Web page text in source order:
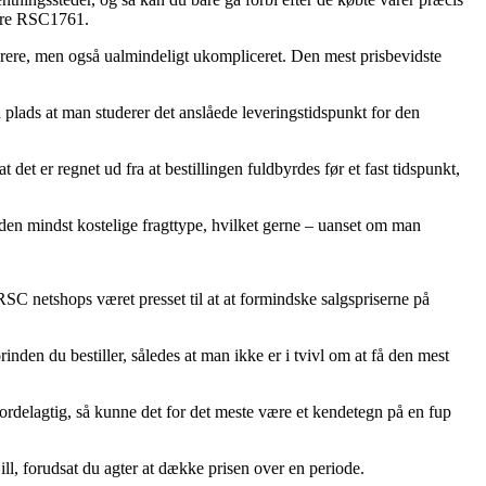
RSC1761.
men også ualmindeligt ukompliceret. Den mest prisbevidste
at man studerer det anslåede leveringstidspunkt for den
det er regnet ud fra at bestillingen fuldbyrdes før et fast tidspunkt,
mindst kostelige fragttype, hvilket gerne – uanset om man
netshops været presset til at at formindske salgspriserne på
du bestiller, således at man ikke er i tvivl om at få den mest
så kunne det for det meste være et kendetegn på en fup
forudsat du agter at dække prisen over en periode.